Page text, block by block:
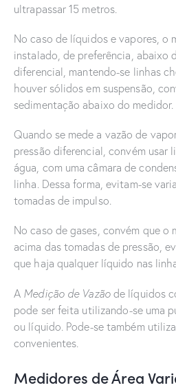
ultrapassar 15 metros.
No caso de líquidos e vapores, o
instalado, de preferência, abaixo
diferencial, mantendo-se linhas
houver sólidos em suspensão,
sedimentação abaixo do medidor.
Quando se mede a vazão de
pressão diferencial, convém usar
água, com uma câmara de
linha. Dessa forma, evitam-se
tomadas de impulso.
No caso de gases, convém que o
acima das tomadas de pressão,
que haja qualquer líquido nas
A Medição de Vazãode líquidos
pode ser feita utilizando-se uma
ou líquido. Pode-se também
convenientes.
Medidores de Área